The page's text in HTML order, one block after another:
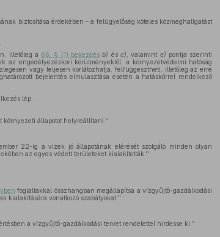
biztosítása érdekében – a felügyelőség köteles közmeghallgatást
illetőleg a 66. § (1) bekezdés b) és c), valamint e) pontja szerinti
az engedélyezéskori körülményektől, a környezetvédelmi hatóság
vagy teljesen korlátozhatja, felfüggesztheti, illetőleg az erre
bejelentés elmulasztása esetén a hatáskörrel rendelkező
lép:
környezeti állapotot helyreállítani.''
22-ig a vizek jó állapotának elérését szolgáló minden olyan
az egyes védett területeket kialakították.''
foglaltakkal összhangban megállapítsa a vízgyűjtő-gazdálkodási
kialakítására vonatkozó szabályokat.''
a vízgyűjtő-gazdálkodási tervet rendelettel hirdesse ki.''